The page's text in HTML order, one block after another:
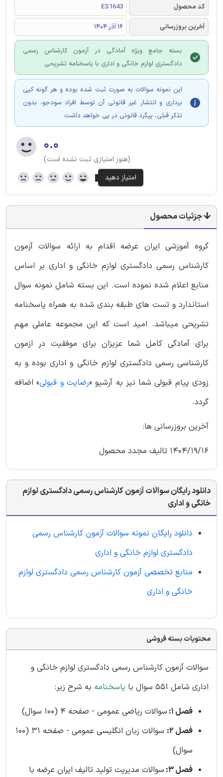
کد محصول
ES1643
آخرین بروزرسانی
16 آذر 1404
بسته جامع ویژه آمادگی در آزمون کارشناس رسمی
دادگستری لوازم خانگی و اداری با پاسخنامه تشریحی
این نمونه سوالات به صورت ثبت شده بوده و هر گونه کپی
برداری و انتشار غیر قانونی آن توسط افراد سودجو، بدون
تذکر قبلی، پیگرد قانونی در پی خواهد داشت.
۰.۰
(هنوز امتیازی ثبت نشده است)
جزئیات محصول
گروه آموزشی ایران عرضه اقدام به ارائه سوالات آزمون
کارشناس رسمی دادگستری لوازم خانگی و اداری بر اساس
منابع اعلام شده نموده است. این بسته شامل نمونه سوال
استاندارد و تست های طبقه بندی شده به همراه پاسخنامه
تشریحی میباشد. امید است که این مجموعه عاملی مهم
برای آمادگی کامل شما عزیزان برای موفقیت در ازمون
کارشناسی رسمی دادگستری لوازم خانگی و اداری بوده و به
زودی پیام قبولی شما نیز به آرشیو «رضایت و قبولی» اضافه
گردد.
آخرین بروزرسانی ها:
1404/19/16 تالیف مجدد محصول
دانلود رایگان سوالات آزمون کارشناس رسمی دادگستری لوازم
خانگی و اداری
دانلود رایگان نمونه سوالات آزمون کارشناس رسمی
دادگستری لوازم خانگی و اداری
منابع تخصصی آزمون کارشناس رسمی دادگستری لوازم
خانگی و اداری
محتویات بسته فروشی
سوالات آزمون کارشناس رسمی دادگستری لوازم خانگی و
اداری شامل 551 سوال با
پاسخنامه به شرح زیر:
فصل 1:
سوالات ریاضی عمومی - صفحه 4 (100 سوال)
فصل 2:
سوالات زبان انگلیسی عمومی - صفحه 31 (100
سوال)
فصل 3:
سوالات مدیریت تولید تالیف ایران عرضه با